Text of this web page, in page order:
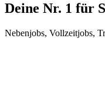
Deine Nr. 1 für
Nebenjobs, Vollzeitjobs,